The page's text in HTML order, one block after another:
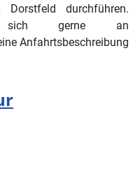
durchführen.
sich gerne an
Anfahrtsbeschreibung